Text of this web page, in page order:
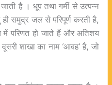
है । धूप तथा गर्मी से उत्पन्न
ही समुद्र जल से परिपूर्ण करती है,
परिणत हो जाते हैं और अतिशय
शाखा का नाम ‘आवह’ है, जो